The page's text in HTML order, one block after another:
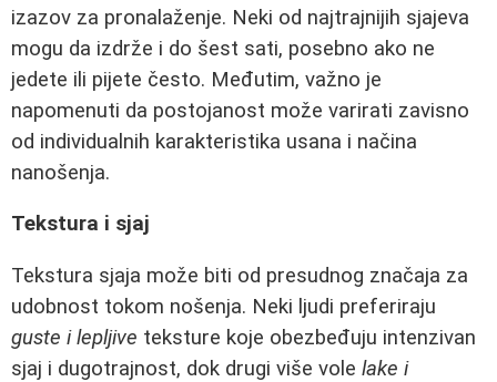
izazov za pronalaženje. Neki od najtrajnijih sjajeva
mogu da izdrže i do šest sati, posebno ako ne
jedete ili pijete često. Međutim, važno je
napomenuti da postojanost može varirati zavisno
od individualnih karakteristika usana i načina
nanošenja.
Tekstura i sjaj
Tekstura sjaja može biti od presudnog značaja za
udobnost tokom nošenja. Neki ljudi preferiraju
guste i lepljive teksture koje obezbeđuju intenzivan
sjaj i dugotrajnost, dok drugi više vole lake i